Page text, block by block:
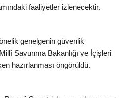
faaliyetler izlenecektir.
genelgenin güvenlik
Savunma Bakanlığı ve İçişleri
hazırlanması öngörüldü.